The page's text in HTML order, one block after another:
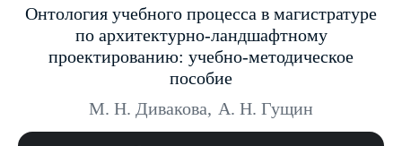
Онтология учебного процесса в магистратуре
по архитектурно-ландшафтному
проектированию: учебно-методическое
пособие
М. Н. Дивакова, А. Н. Гущин